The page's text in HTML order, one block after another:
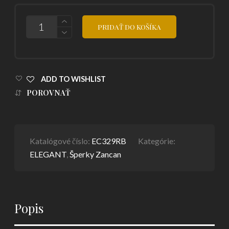
PRIDAŤ DO KOŠÍKA
ADD TO WISHLIST
POROVNAŤ
Katalógové číslo: EC329RB
Kategórie:
ELEGANT Šperky Zancan
Popis